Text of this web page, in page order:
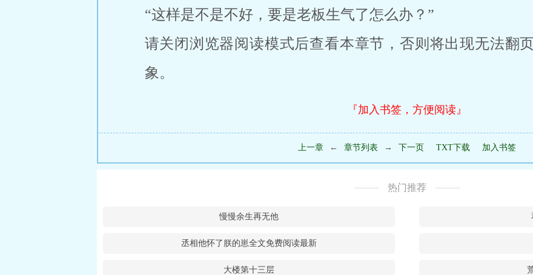
“这样是不是不好，要是老板生气了怎么办？”
请关闭浏览器阅读模式后查看本章节，否则将出现无法翻
象。
『加入书签，方便阅读』
上一章 ← 章节列表 → 下一页 TXT下载 加入书签
热门推荐
慢慢余生再无他
丞相他怀了朕的崽全文免费阅读最新
大楼第十三层